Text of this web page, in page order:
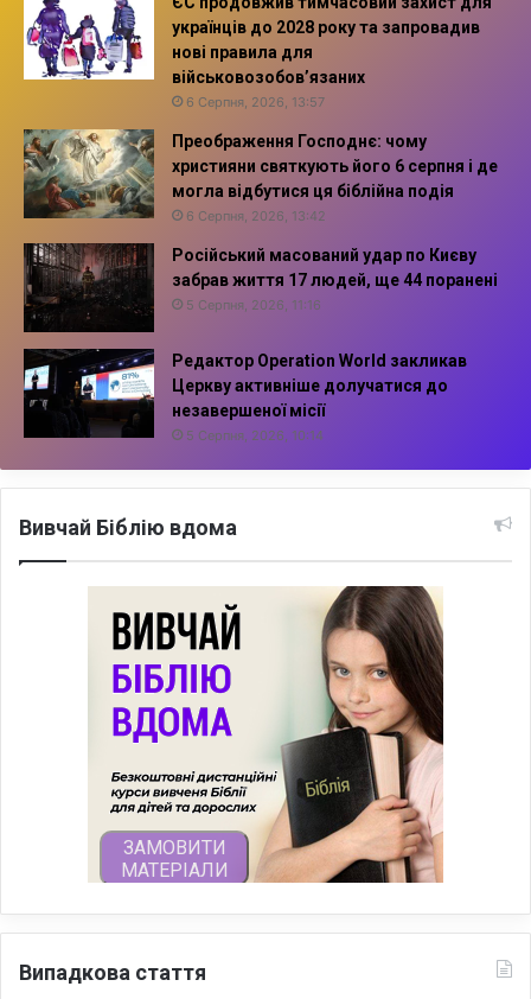
українців до 2028 року та запровадив
нові правила для
військовозобов’язаних
6 Серпня, 2026, 13:57
Преображення Господнє: чому
християни святкують його 6 серпня і де
могла відбутися ця біблійна подія
6 Серпня, 2026, 13:42
Російський масований удар по Києву
забрав життя 17 людей, ще 44 поранені
5 Серпня, 2026, 11:16
Редактор Operation World закликав
Церкву активніше долучатися до
незавершеної місії
5 Серпня, 2026, 10:14
Вивчай Біблію вдома
Випадкова стаття